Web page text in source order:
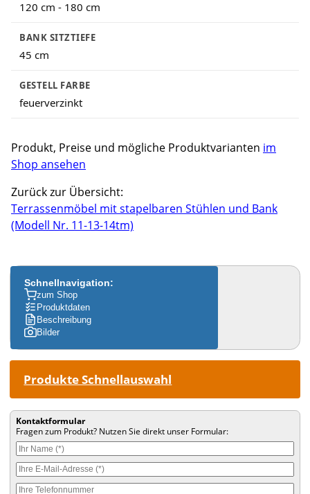
120 cm - 180 cm
BANK SITZTIEFE
45 cm
GESTELL FARBE
feuerverzinkt
Produkt, Preise und mögliche Produktvarianten im
Shop ansehen
Zurück zur Übersicht:
Terrassenmöbel mit stapelbaren Stühlen und Bank
(Modell Nr. 11-13-14tm)
Schnellnavigation:
zum Shop
Produktdaten
Beschreibung
Bilder
Produkte Schnellauswahl
Kontaktformular
Fragen zum Produkt? Nutzen Sie direkt unser Formular: